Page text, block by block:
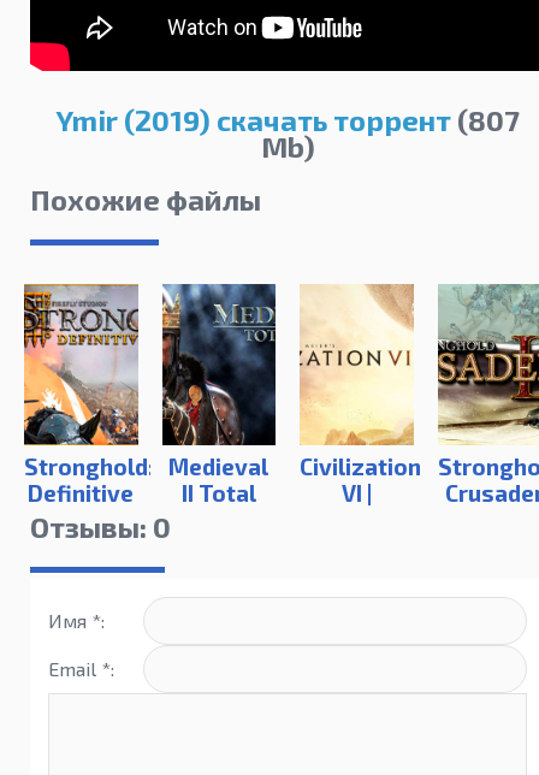
Ymir (2019) скачать торрент(807
Mb)
Похожие файлы
Stronghold:
Definitive
Edition
Medieval
II Total
Kingdoms
Civilization
VI |
Отзывы: 0
Имя *:
Email *: